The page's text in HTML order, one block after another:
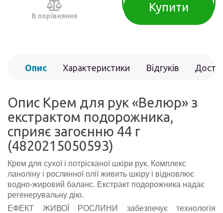
В порівняння
Купити
Опис Характеристики Відгуків
Опис Крем для рук «Велюр» з
екстрактом подорожника,
сприяє загоєнню 44 г
(4820215050593)
Крем для сухої і потрісканої шкіри рук. Комплекс
ланоліну і рослинної олії живить шкіру і відновлює
водно-жировий баланс. Екстракт подорожника надає
регенерувальну дію.
ЕФЕКТ ЖИВОЇ РОСЛИНИ забезпечує технологія